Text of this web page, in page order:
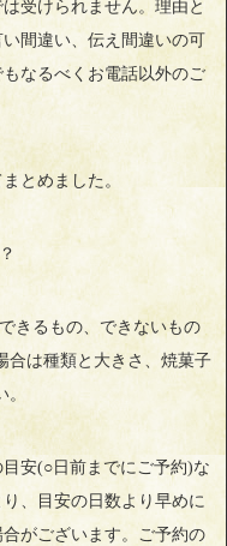
受けられません。理由と
間違い、伝え間違いの可
なるべくお電話以外のご
とめました。
きるもの、できないもの
合は種類と大きさ、焼菓子
安(○日前までにご予約)な
、目安の日数より早めに
がございます。ご予約の